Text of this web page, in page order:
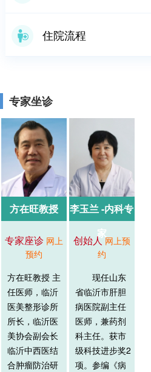
住院流程
专家坐诊
方在旺教授
专家座诊 网上
预约
方在旺教授 主
任医师，临沂
医美整形诊所
所长，临沂医
美协会副会长
临沂中西医结
合肿瘤防治研
李玉兰 -内科专
家
创始人网上预
约
现任山东
省临沂市肝胆
病医院副主任
医师，兼药剂
科主任。获市
级科技进步奖2
项。参编《病